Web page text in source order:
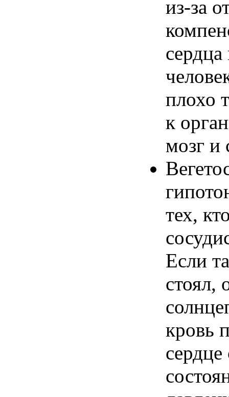
из-за
плохо
к
мозг и
тех,
Если
стоял,
кровь